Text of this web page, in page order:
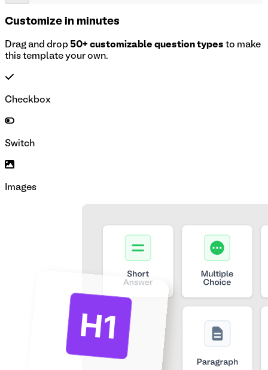
Customize in minutes
Drag and drop 50+ customizable question types to make
this template your own.
Checkbox
Switch
Images